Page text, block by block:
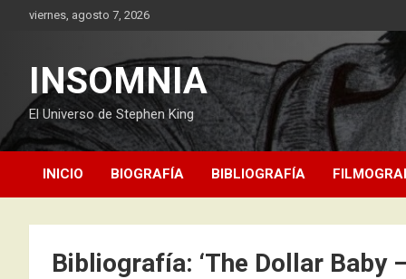
viernes, agosto 7, 2026
INSOMNIA
El Universo de Stephen King
INICIO BIOGRAFÍA BIBLIOGRAFÍA
Bibliografía: ‘The Dollar Baby